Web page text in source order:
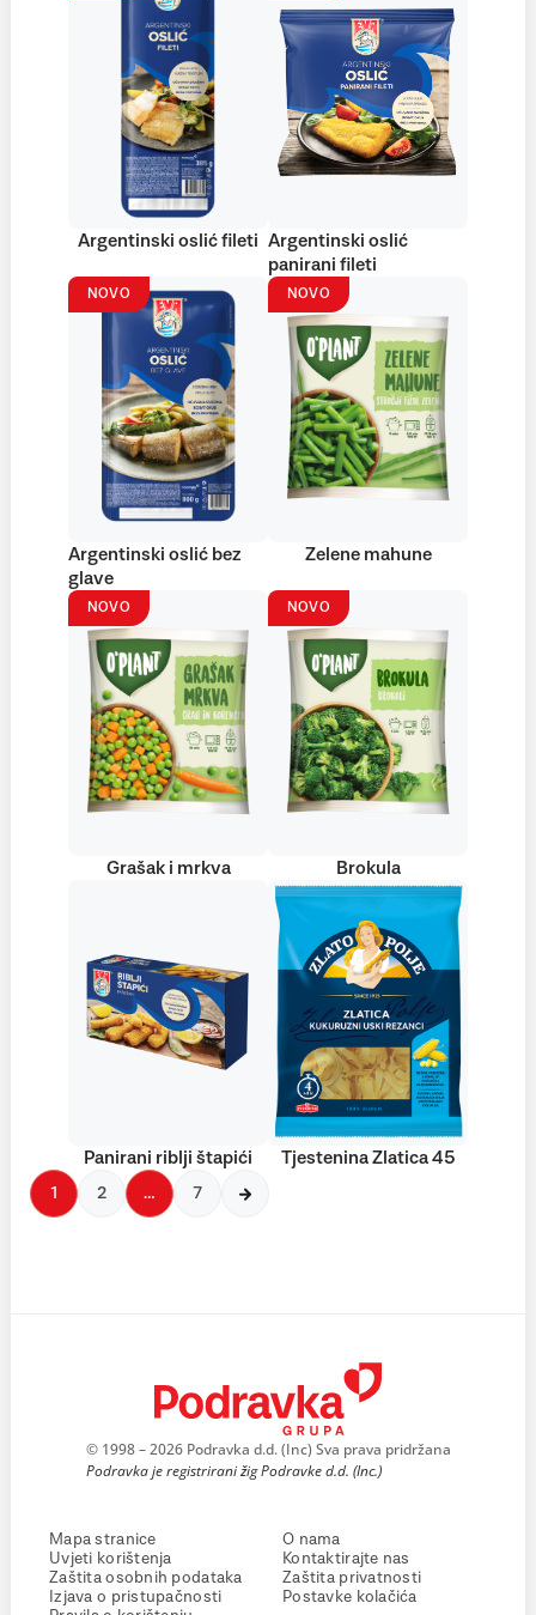
Argentinski oslić fileti Argentinski oslić
panirani fileti
NOVO
Argentinski oslić bez
glave
NOVO
Zelene mahune
NOVO
Grašak i mrkva
NOVO
Brokula
Panirani riblji štapići Tjestenina Zlatica 45
1 2 … 7
© 1998 – 2026 Podravka d.d. (Inc) Sva prava pridržana
Podravka je registrirani žig Podravke d.d. (Inc.)
Mapa stranice
Uvjeti korištenja
Zaštita osobnih podataka
Izjava o pristupačnosti
O nama
Kontaktirajte nas
Zaštita privatnosti
Postavke kolačića